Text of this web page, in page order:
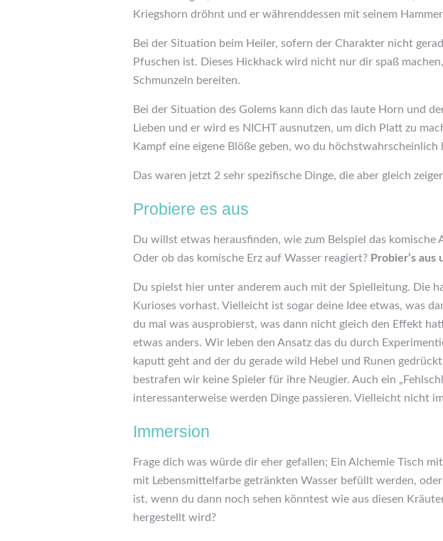
Kriegshorn dröhnt und er währenddessen mit seinem
Bei der Situation beim Heiler, sofern der Charakter nicht
Pfuschen ist. Dieses Hickhack wird nicht nur dir spaß
Schmunzeln bereiten.
Bei der Situation des Golems kann dich das laute Horn und
Lieben und er wird es NICHT ausnutzen, um dich Platt zu
Kampf eine eigene Blöße geben, wo du
Das waren jetzt 2 sehr spezifische Dinge, die aber gleich
Probiere es aus
Du willst etwas herausfinden, wie zum Beispiel das
Oder ob das komische Erz auf Wasser reagiert? Probier’s aus
Du spielst hier unter anderem auch mit der Spielleitung. Die
Kurioses vorhast. Vielleicht ist sogar deine Idee etwas, was
du mal was ausprobierst, was dann nicht gleich den Effekt
etwas anders. Wir leben den Ansatz das du durch
kaputt geht and der du gerade wild Hebel und Runen
bestrafen wir keine Spieler für ihre Neugier. Auch ein
interessanterweise werden Dinge passieren. Vielleicht nicht
Immersion
Frage dich was würde dir eher gefallen; Ein Alchemie Tisch
mit Lebensmittelfarbe getränkten Wasser befüllt werden,
ist, wenn du dann noch sehen könntest wie aus diesen
hergestellt wird?